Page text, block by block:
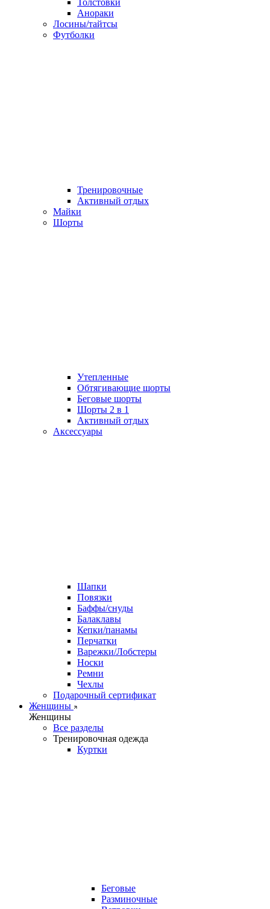
Толстовки
Анораки
Лосины/тайтсы
Футболки
Тренировочные
Активный отдых
Майки
Шорты
Утепленные
Обтягивающие шорты
Беговые шорты
Шорты 2 в 1
Активный отдых
Аксессуары
Шапки
Повязки
Баффы/снуды
Балаклавы
Кепки/панамы
Перчатки
Варежки/Лобстеры
Носки
Ремни
Чехлы
Подарочный сертификат
Женщины
Женщины
Все разделы
Тренировочная одежда
Куртки
Беговые
Разминочные